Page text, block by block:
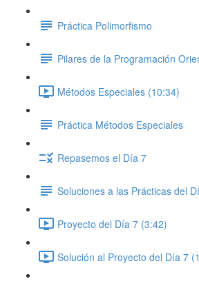
Práctica Polimorfismo
Pilares de la Programación
Métodos Especiales (10:34)
Práctica Métodos Especiales
Repasemos el Día 7
Soluciones a las Prácticas del
Proyecto del Día 7 (3:42)
Solución al Proyecto del Día 7